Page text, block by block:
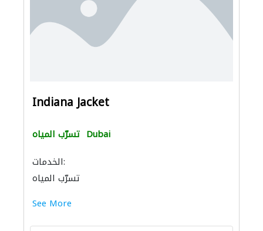
Indiana Jacket
تسرّب المياه Dubai
الخدمات:
تسرّب المياه
See More